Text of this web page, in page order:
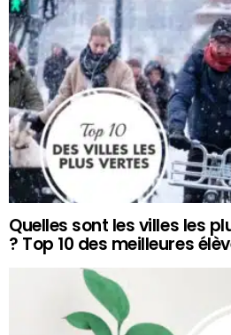
Quelles sont les villes les
? Top 10 des meilleures